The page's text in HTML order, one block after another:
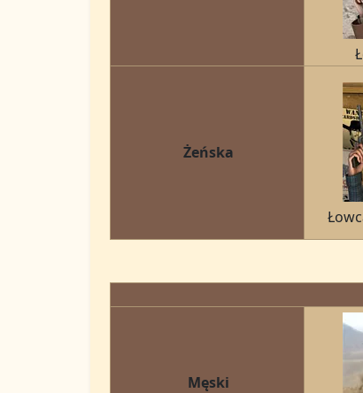
Żeńska
Męski